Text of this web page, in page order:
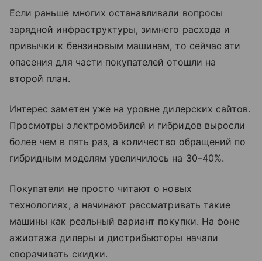
Если раньше многих останавливали вопросы
зарядной инфраструктуры, зимнего расхода и
привычки к бензиновым машинам, то сейчас эти
опасения для части покупателей отошли на
второй план.
Интерес заметен уже на уровне дилерских сайтов.
Просмотры электромобилей и гибридов выросли
более чем в пять раз, а количество обращений по
гибридным моделям увеличилось на 30–40%.
Покупатели не просто читают о новых
технологиях, а начинают рассматривать такие
машины как реальный вариант покупки. На фоне
ажиотажа дилеры и дистрибьюторы начали
сворачивать скидки.